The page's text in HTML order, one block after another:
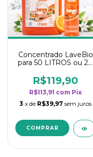
Concentrado LaveBio
para 50 LITROS ou 20
rendimento da
categoria - Flor de
Laranjeira
R$119,90
R$113,91 com Pix
3 x de R$39,97 sem juros